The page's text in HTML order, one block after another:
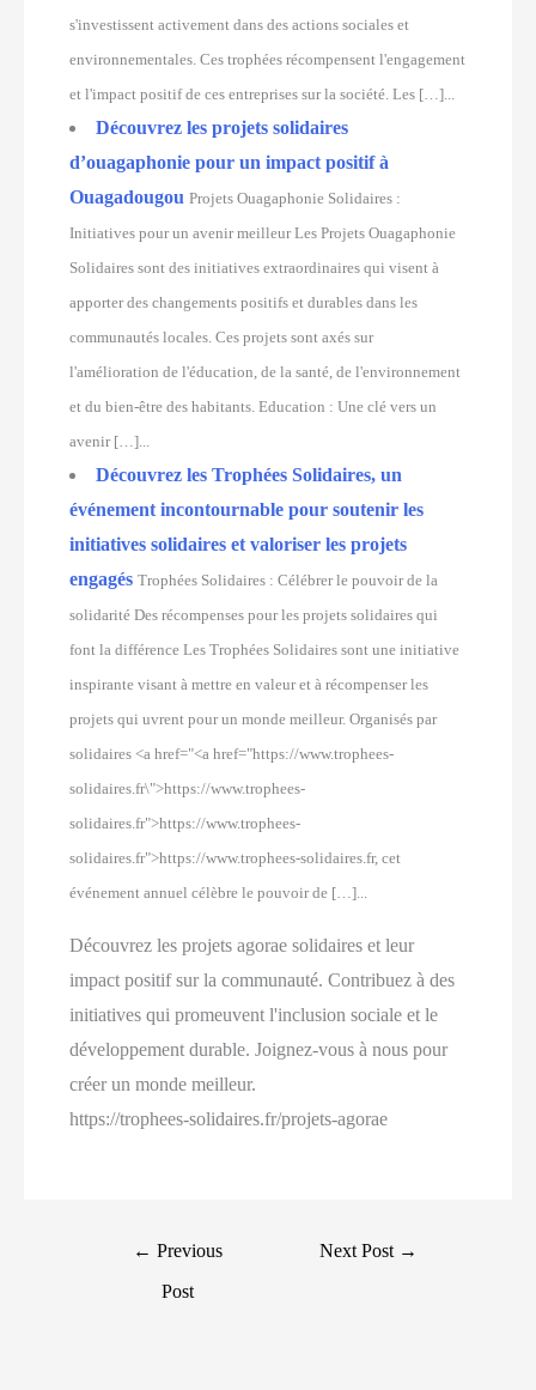
s'investissent activement dans des actions sociales et
environnementales. Ces trophées récompensent l'engagement
et l'impact positif de ces entreprises sur la société. Les […]...
Découvrez les projets solidaires
d’ouagaphonie pour un impact positif à
Ouagadougou Projets Ouagaphonie Solidaires :
Initiatives pour un avenir meilleur Les Projets Ouagaphonie
Solidaires sont des initiatives extraordinaires qui visent à
apporter des changements positifs et durables dans les
communautés locales. Ces projets sont axés sur
l'amélioration de l'éducation, de la santé, de l'environnement
et du bien-être des habitants. Education : Une clé vers un
avenir […]...
Découvrez les Trophées Solidaires, un
événement incontournable pour soutenir les
initiatives solidaires et valoriser les projets
engagés Trophées Solidaires : Célébrer le pouvoir de la
solidarité Des récompenses pour les projets solidaires qui
font la différence Les Trophées Solidaires sont une initiative
inspirante visant à mettre en valeur et à récompenser les
projets qui uvrent pour un monde meilleur. Organisés par
solidaires <a href="<a href="https://www.trophees-
solidaires.fr\">https://www.trophees-
solidaires.fr">https://www.trophees-
solidaires.fr">https://www.trophees-solidaires.fr, cet
événement annuel célèbre le pouvoir de […]...
Découvrez les projets agorae solidaires et leur
impact positif sur la communauté. Contribuez à des
initiatives qui promeuvent l'inclusion sociale et le
développement durable. Joignez-vous à nous pour
créer un monde meilleur.
https://trophees-solidaires.fr/projets-agorae
← Previous
Post
Next Post →